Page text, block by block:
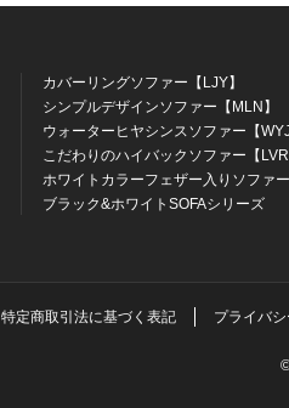
カバーリングソファー【LJY】
シンプルデザインソファー【MLN】
ウォーターヒヤシンスソファー【
こだわりのハイバックソファー【
ホワイトカラーフェザー入りソファ
ブラック&ホワイトSOFAシリーズ
特定商取引法に基づく表記 プライバ